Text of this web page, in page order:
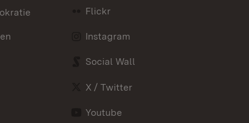
Flickr
Instagram
Social Wall
X / Twitter
Youtube